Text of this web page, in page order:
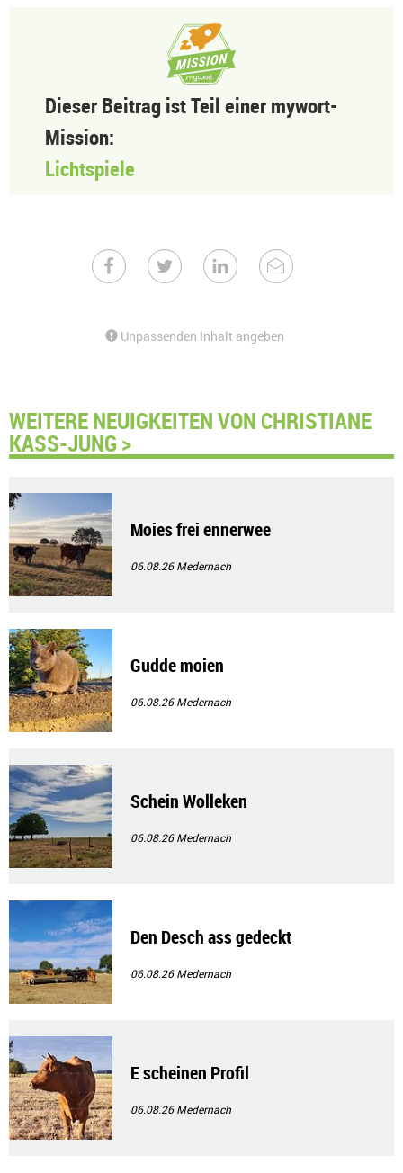
Dieser Beitrag ist Teil einer mywort-
Mission:
Lichtspiele
Unpassenden Inhalt angeben
WEITERE NEUIGKEITEN VON CHRISTIANE
KASS-JUNG >
Moies frei ennerwee
06.08.26Medernach
Gudde moien
06.08.26Medernach
Schein Wolleken
06.08.26Medernach
Den Desch ass gedeckt
06.08.26Medernach
E scheinen Profil
06.08.26Medernach